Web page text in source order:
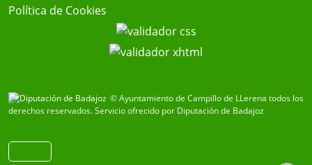
Política de Cookies
© Ayuntamiento de Campillo de LLerena todos los
derechos reservados.Servicio ofrecido por Diputación de Badajoz